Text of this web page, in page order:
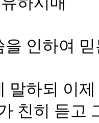
인하여
말하되 이
친히 듣고